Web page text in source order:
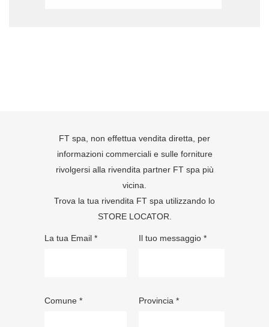
FT spa, non effettua vendita diretta, per
informazioni commerciali e sulle forniture
rivolgersi alla rivendita partner FT spa più
vicina.
Trova la tua rivendita FT spa utilizzando lo
STORE LOCATOR
La tua Email *
Comune *
Il tuo messaggio *
Provincia *